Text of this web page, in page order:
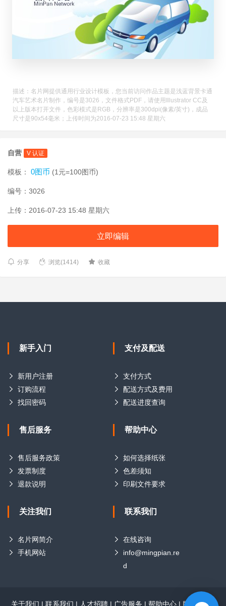
描述：名片网提供通用行业设计模板，您当前访问作品主题是浅蓝背景卡通
汽车艺术名片制作，编号是3026，文件格式PDF，请使用Illustrator CC及
以上版本打开文件，色彩模式是RGB，分辨率是300dpi(像素/英寸)，成品
尺寸是90x54毫米；上传时间为2016-07-23 15:48 星期六
自营 V 认证
模板： 0图币 (1元=100图币)
编号：3026
上传：2016-07-23 15:48 星期六
立即编辑
分享 浏览(1414) 收藏
新手入门
新用户注册
订购流程
找回密码
支付及配送
支付方式
配送方式及费用
配送进度查询
售后服务
售后服务政策
发票制度
退款说明
帮助中心
如何选择纸张
色差须知
印刷文件要求
关注我们
名片网简介
手机网站
联系我们
在线咨询
info@mingpian.re
d
关于我们 | 联系我们 | 人才招聘 | 广告服务 | 帮助中心 | 版权声明